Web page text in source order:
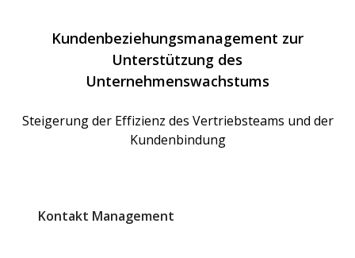
Kundenbeziehungsmanagement zur
Unterstützung des
Unternehmenswachstums
Steigerung der Effizienz des Vertriebsteams und der
Kundenbindung
Kontakt Management